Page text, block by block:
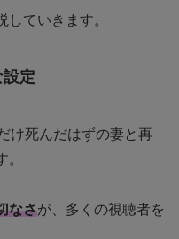
ていきます。
定
け死んだはずの妻と再
。
なさが、多くの視聴者を